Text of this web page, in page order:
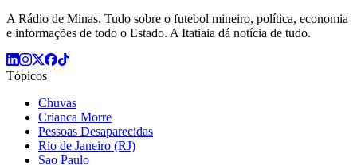
A Rádio de Minas. Tudo sobre o futebol mineiro, política, economia
e informações de todo o Estado. A Itatiaia dá notícia de tudo.
Tópicos
Chuvas
Crianca Morre
Pessoas Desaparecidas
Rio de Janeiro (RJ)
Sao Paulo